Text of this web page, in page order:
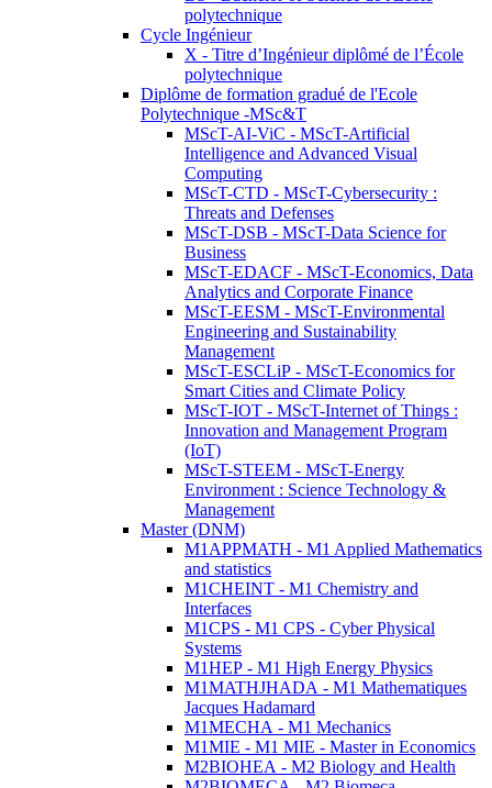
polytechnique
Cycle Ingénieur
X - Titre d’Ingénieur diplômé de l’École
polytechnique
Diplôme de formation gradué de l'Ecole
Polytechnique -MSc&T
MScT-AI-ViC - MScT-Artificial
Intelligence and Advanced Visual
Computing
MScT-CTD - MScT-Cybersecurity :
Threats and Defenses
MScT-DSB - MScT-Data Science for
Business
MScT-EDACF - MScT-Economics, Data
Analytics and Corporate Finance
MScT-EESM - MScT-Environmental
Engineering and Sustainability
Management
MScT-ESCLiP - MScT-Economics for
Smart Cities and Climate Policy
MScT-IOT - MScT-Internet of Things :
Innovation and Management Program
(IoT)
MScT-STEEM - MScT-Energy
Environment : Science Technology &
Management
Master (DNM)
M1APPMATH - M1 Applied Mathematics
and statistics
M1CHEINT - M1 Chemistry and
Interfaces
M1CPS - M1 CPS - Cyber Physical
Systems
M1HEP - M1 High Energy Physics
M1MATHJHADA - M1 Mathematiques
Jacques Hadamard
M1MECHA - M1 Mechanics
M1MIE - M1 MIE - Master in Economics
M2BIOHEA - M2 Biology and Health